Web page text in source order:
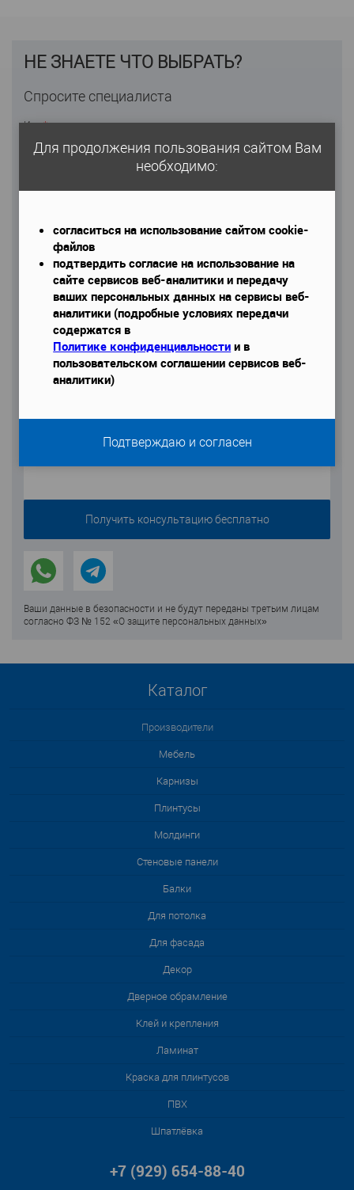
НЕ ЗНАЕТЕ ЧТО ВЫБРАТЬ?
Спросите специалиста
Имя*
Телефон*
Даю согласие на обработку моих персональных данных
Ваши данные в безопасности и не будут переданы третьим лицам
согласно ФЗ № 152 «О защите персональных данных»
Каталог
Производители
Мебель
Карнизы
Плинтусы
Молдинги
Стеновые панели
Балки
Для потолка
Для фасада
Декор
Дверное обрамление
Клей и крепления
Ламинат
Краска для плинтусов
ПВХ
Шпатлёвка
+7 (929) 654-88-40
Для продолжения пользования сайтом Вам
необходимо:
согласиться на использование сайтом cookie-
файлов
подтвердить согласие на использование на
сайте сервисов веб-аналитики и передачу
ваших персональных данных на сервисы веб-
аналитики (подробные условиях передачи
содержатся в
Политике конфиденциальности и в
пользовательском соглашении сервисов веб-
аналитики)
Подтверждаю и согласен